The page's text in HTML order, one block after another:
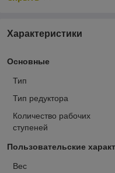
Характеристики
Основные
Тип
Тип редуктора
Количество рабочих
ступеней
Пользовательские
Вес